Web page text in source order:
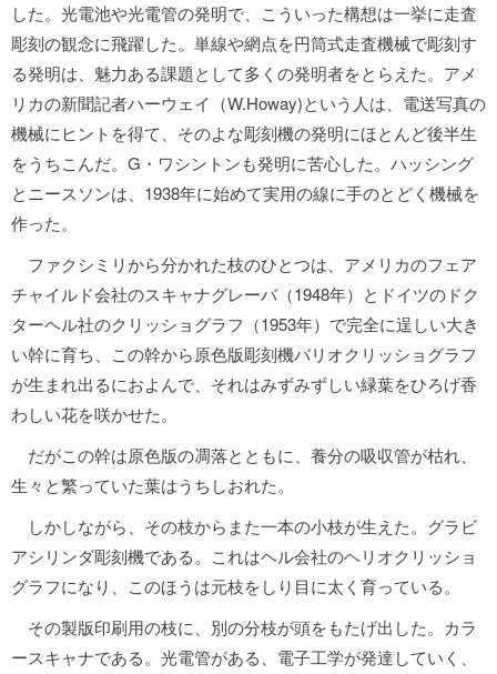
した。光電池や光電管の発明で、こういった構想は一挙に走査
彫刻の観念に飛躍した。単線や網点を円筒式走査機械で彫刻す
る発明は、魅力ある課題として多くの発明者をとらえた。アメ
リカの新聞記者ハーウェイ（W.Howay)という人は、電送写真の
機械にヒントを得て、そのよな彫刻機の発明にほとんど後半生
をうちこんだ。G・ワシントンも発明に苦心した。ハッシング
とニースソンは、1938年に始めて実用の線に手のとどく機械を
作った。
ファクシミリから分かれた枝のひとつは、アメリカのフェア
チャイルド会社のスキャナグレーバ（1948年）とドイツのドク
ターヘル社のクリッショグラフ（1953年）で完全に逞しい大き
い幹に育ち、この幹から原色版彫刻機バリオクリッショグラフ
が生まれ出るにおよんで、それはみずみずしい緑葉をひろげ香
わしい花を咲かせた。
だがこの幹は原色版の凋落とともに、養分の吸収管が枯れ、
生々と繁っていた葉はうちしおれた。
しかしながら、その枝からまた一本の小枝が生えた。グラビ
アシリンダ彫刻機である。これはヘル会社のヘリオクリッショ
グラフになり、このほうは元枝をしり目に太く育っている。
その製版印刷用の枝に、別の分枝が頭をもたげ出した。カラ
ースキャナである。光電管がある、電子工学が発達していく、